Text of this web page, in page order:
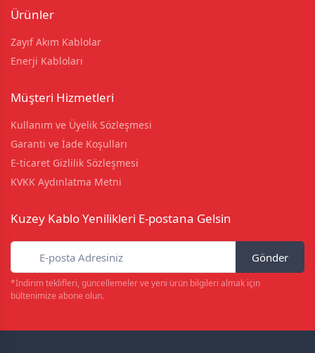
Ürünler
Zayıf Akım Kablolar
Enerji Kabloları
Müşteri Hizmetleri
Kullanım ve Üyelik Sözleşmesi
Garanti ve İade Koşulları
E-ticaret Gizlilik Sözleşmesi
KVKK Aydınlatma Metni
Kuzey Kablo Yenilikleri E-postana Gelsin
Gönder
*İndirim teklifleri, güncellemeler ve yeni ürün bilgileri almak için
bültenimize abone olun.